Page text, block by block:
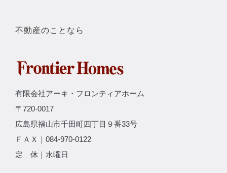
不動産のことなら
有限会社アーキ・フロンティアホーム
〒720-0017
広島県福山市千田町四丁目９番33号
ＦＡＸ｜084-970-0122
定 休｜水曜日